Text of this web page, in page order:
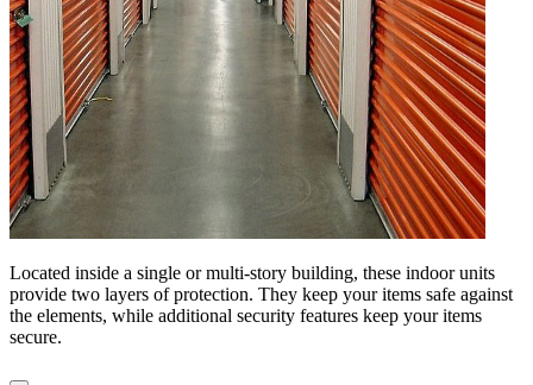
Located inside a single or multi-story building, these indoor units
provide two layers of protection. They keep your items safe against
the elements, while additional security features keep your items
secure.